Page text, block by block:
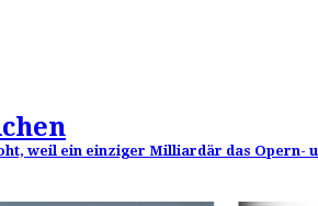
weil ein einziger Milliardär das Opern-